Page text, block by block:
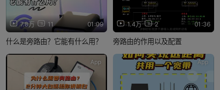
7.8万 11 01:09
什么是旁路由？它能有什么用？
1.4万 2 01:36
旁路由的作用以及配置
App App